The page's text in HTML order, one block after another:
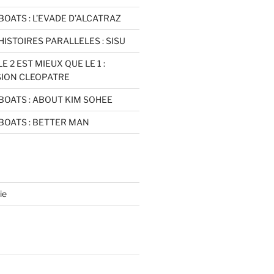
: L’EVADE D’ALCATRAZ
PARALLELES : SISU
2 EST MIEUX QUE LE 1 :
CLEOPATRE
: ABOUT KIM SOHEE
: BETTER MAN